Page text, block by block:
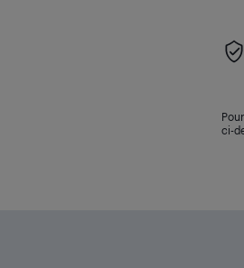
ci-